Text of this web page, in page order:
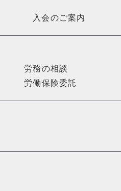
入会のご案内
労務の相談
労働保険委託